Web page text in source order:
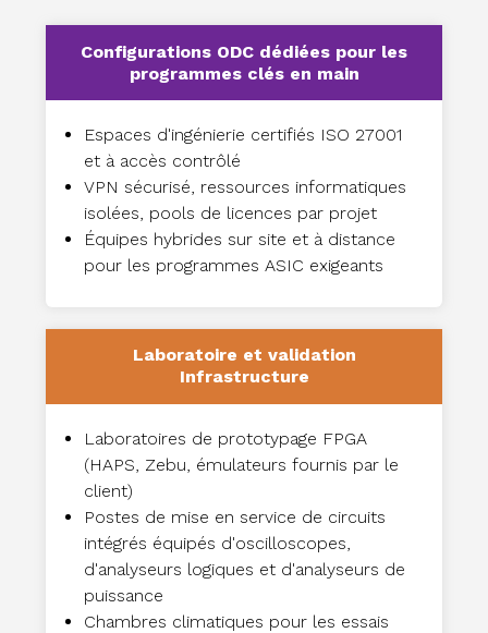
Configurations ODC dédiées pour les
programmes clés en main
Espaces d'ingénierie certifiés ISO 27001
et à accès contrôlé
VPN sécurisé, ressources informatiques
isolées, pools de licences par projet
Équipes hybrides sur site et à distance
pour les programmes ASIC exigeants
Laboratoire et validation
Infrastructure
Laboratoires de prototypage FPGA
(HAPS, Zebu, émulateurs fournis par le
client)
Postes de mise en service de circuits
intégrés équipés d'oscilloscopes,
d'analyseurs logiques et d'analyseurs de
puissance
Chambres climatiques pour les essais